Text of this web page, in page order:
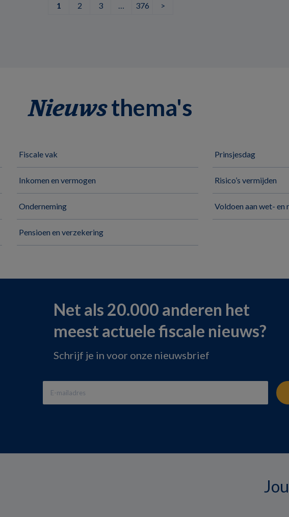
1 2 3 … 376 >
Nieuwsthema's
Fiscale vak
Inkomen en vermogen
Onderneming
Pensioen en verzekering
Prinsjesdag
Risico’s vermijden
Voldoen aan wet- en
Net als 20.000 anderen het
meest actuele fiscale nieuws?
Schrijf je in voor onze nieuwsbrief